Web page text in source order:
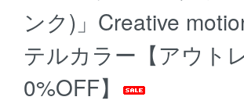
ンク)」Creative
テルカラー【アウト
0%OFF】